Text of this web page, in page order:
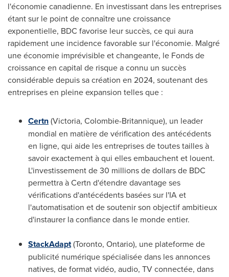
l'économie canadienne. En investissant dans les entreprises
étant sur le point de connaître une croissance
exponentielle, BDC favorise leur succès, ce qui aura
rapidement une incidence favorable sur l'économie. Malgré
une économie imprévisible et changeante, le Fonds de
croissance en capital de risque a connu un succès
considérable depuis sa création en 2024, soutenant des
entreprises en pleine expansion telles que :
Certn(Victoria, Colombie-Britannique), un leader
mondial en matière de vérification des antécédents
en ligne, qui aide les entreprises de toutes tailles à
savoir exactement à qui elles embauchent et louent.
L'investissement de 30 millions de dollars de BDC
permettra à Certn d'étendre davantage ses
vérifications d'antécédents basées sur l'IA et
l'automatisation et de soutenir son objectif ambitieux
d'instaurer la confiance dans le monde entier.
StackAdapt(Toronto, Ontario), une plateforme de
publicité numérique spécialisée dans les annonces
natives, de format vidéo, audio, TV connectée, dans